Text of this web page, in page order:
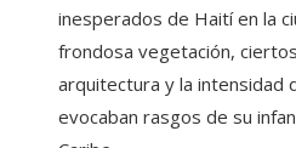
inesperados de Haití en la
frondosa vegetación,
arquitectura y la intensidad
evocaban rasgos de su